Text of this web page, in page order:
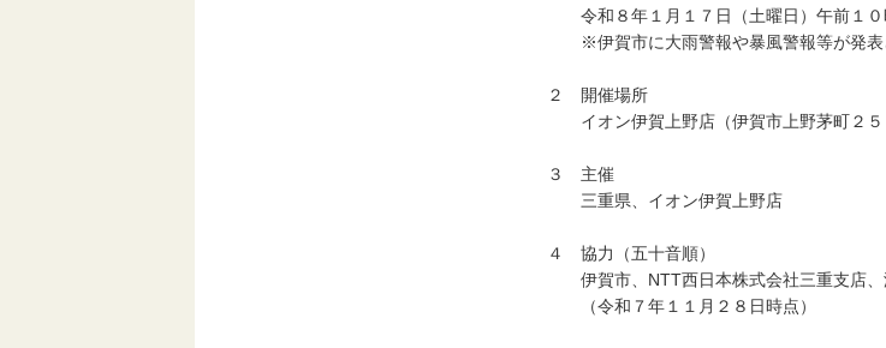
令和８年１月１７日（土曜日）午前１０
※伊賀市に大雨警報や暴風警報等が発表
２ 開催場所
イオン伊賀上野店（伊賀市上野茅町２５
３ 主催
三重県、イオン伊賀上野店
４ 協力（五十音順）
伊賀市、NTT西日本株式会社三重支店、
（令和７年１１月２８日時点）